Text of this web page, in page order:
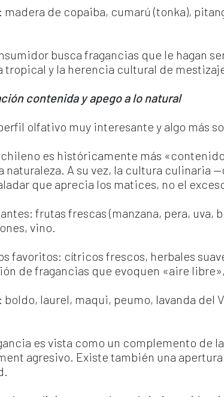
madera de copaiba, cumarú (tonka),
busca fragancias que le hagan
tropical y la herencia cultural de
contenida y apego a lo natural
olfativo muy interesante y algo más
es históricamente más
naturaleza. A su vez, la cultura
que aprecia los matices, no el
frutas frescas (manzana, pera,
vino.
favoritos: cítricos frescos, herbales
de fragancias que evoquen «aire
boldo, laurel, maqui, peumo, lavanda
es vista como un complemento de
agresivo. Existe también una